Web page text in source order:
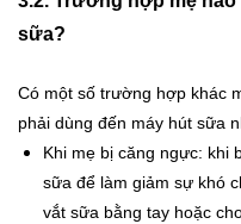
sữa?
Có một số trường hợp khác
phải dùng đến máy hút sữa
Khi mẹ bị căng ngực: khi
sữa để làm giảm sự khó
vắt sữa bằng tay hoặc